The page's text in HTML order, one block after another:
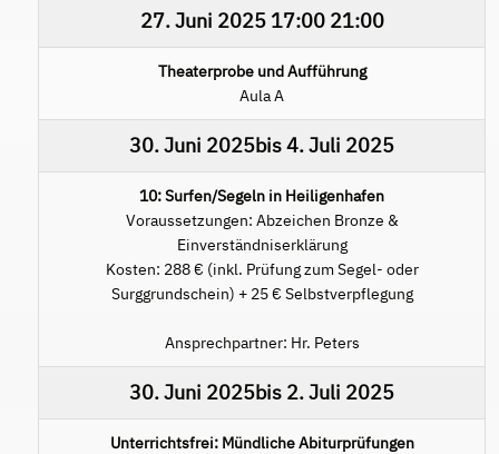
27. Juni 202517:00 21:00
Theaterprobe und Aufführung
Aula A
30. Juni 2025bis4. Juli 2025
10: Surfen/Segeln in Heiligenhafen
Voraussetzungen: Abzeichen Bronze &
Einverständniserklärung
Kosten: 288 € (inkl. Prüfung zum Segel- oder
Surggrundschein) + 25 € Selbstverpflegung
Ansprechpartner: Hr. Peters
30. Juni 2025bis 2. Juli 2025
Unterrichtsfrei: Mündliche Abiturprüfungen